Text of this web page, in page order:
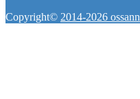
Copyright© 2014-2026 ossann